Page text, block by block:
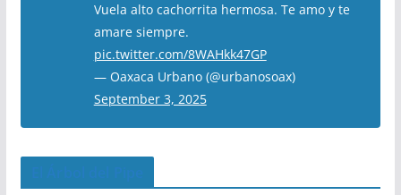
Vuela alto cachorrita hermosa. Te amo y te
amare siempre.
pic.twitter.com/8WAHkk47GP
— Oaxaca Urbano (@urbanosoax)
September 3, 2025